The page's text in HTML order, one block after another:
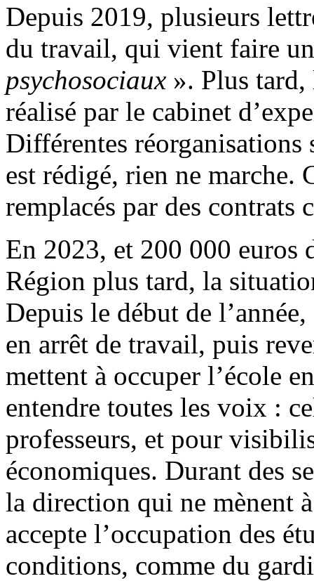
Depuis 2019, plusieurs
du travail, qui vient faire
psychosociaux ». Plus
réalisé par le cabinet
Différentes
est rédigé, rien ne marche.
remplacés par des contrats
En 2023, et 200 000 euros
Région plus tard, la
Depuis le début de
en arrêt de travail, puis
mettent à occuper l’école
entendre toutes les voix :
professeurs, et pour
économiques. Durant des
la direction qui ne mènent
accepte l’occupation des
conditions, comme du